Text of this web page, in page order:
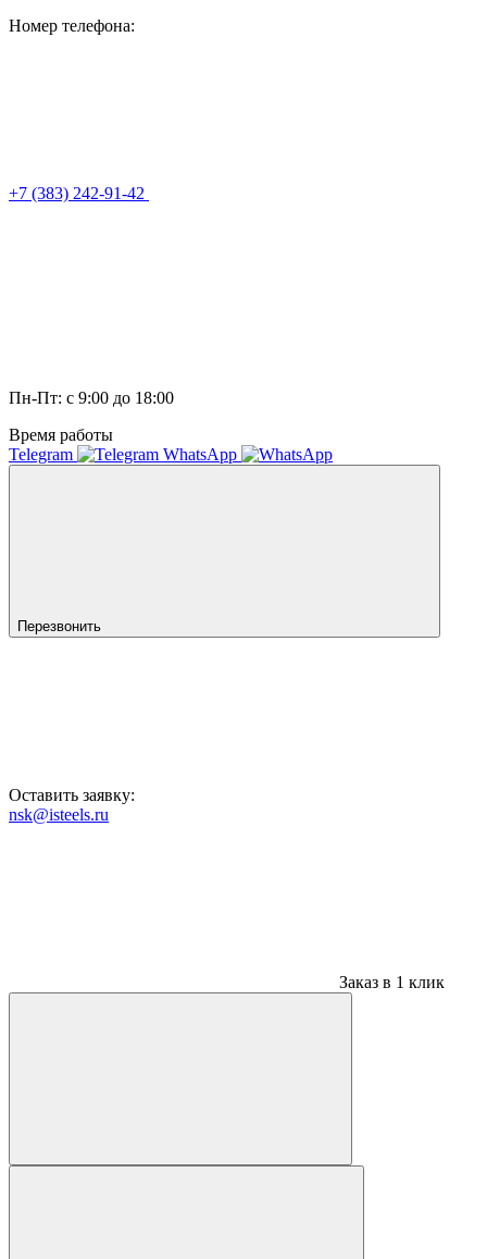
Номер телефона:
+7 (383) 242-91-42
Пн-Пт: с 9:00 до 18:00
Время работы
Telegram
WhatsApp
Перезвонить
Оставить заявку:
nsk@isteels.ru
Заказ в 1 клик